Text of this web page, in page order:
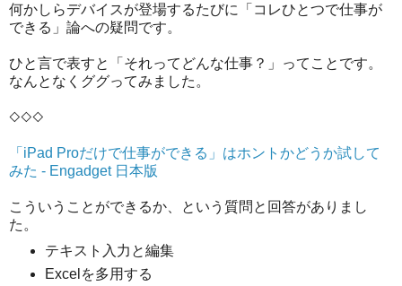
何かしらデバイスが登場するたびに「コレひとつで仕事が
できる」論への疑問です。
ひと言で表すと「それってどんな仕事？」ってことです。
なんとなくググってみました。
◇◇◇
「iPad Proだけで仕事ができる」はホントかどうか試して
みた - Engadget 日本版
こういうことができるか、という質問と回答がありまし
た。
テキスト入力と編集
Excelを多用する